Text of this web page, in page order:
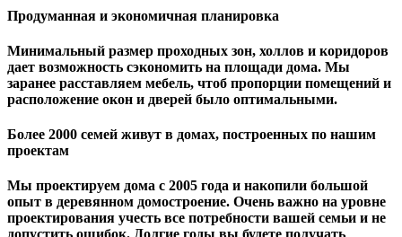
Продуманная и экономичная планировка
Минимальный размер проходных зон, холлов и коридоров
дает возможность сэкономить на площади дома. Мы
заранее расставляем мебель, чтоб пропорции помещений и
расположение окон и дверей было оптимальными.
Более 2000 семей живут в домах, построенных по нашим
проектам
Мы проектируем дома с 2005 года и накопили большой
опыт в деревянном домостроение. Очень важно на уровне
проектирования учесть все потребности вашей семьи и не